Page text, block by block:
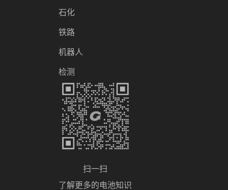
石化
铁路
机器人
检测
扫一扫
了解更多的电池知识